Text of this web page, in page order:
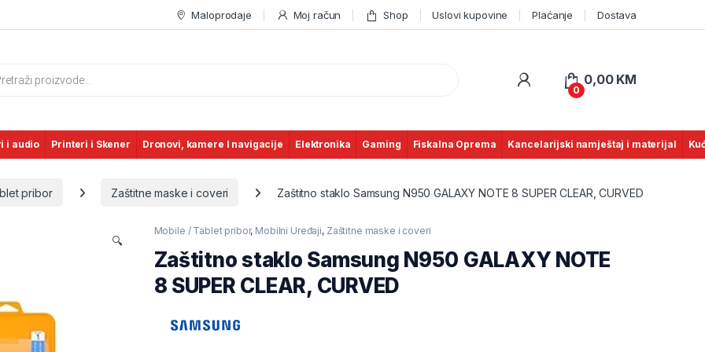
Maloprodaje Moj račun Shop Uslovi kupovine Plaćanje Dostava
search
0
0,00 KM
i audio Printeri i Skener Dronovi, kamere I navigacije Elektronika Gaming Fiskalna Oprema Kancelarijski namještaj i materijal
pribor Zaštitne maske i coveri Zaštitno staklo Samsung N950 GALAXY NOTE 8 SUPER CLEAR, CURVED
🔍
Mobile / Tablet pribor, Mobilni Uređaji, Zaštitne maske i coveri
Zaštitno staklo Samsung N950 GALAXY NOTE
8 SUPER CLEAR, CURVED